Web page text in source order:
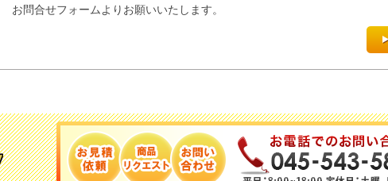
お問合せフォームよりお願いいたします。